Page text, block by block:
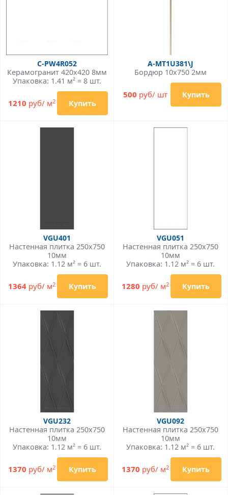
C-PW4R052
Керамогранит 420x420 8мм
Упаковка: 1.41 м² = 8 шт.
1210 руб/ м2 Купить
A-MT1U381\J
Бордюр 10x750 2мм
500 руб/ шт Купить
VGU401
Настенная плитка 250x750
10мм
Упаковка: 1.12 м² = 6 шт.
1364руб/ м2 Купить
VGU051
Настенная плитка 250x750
10мм
Упаковка: 1.12 м² = 6 шт.
1280 руб/ м2 Купить
VGU232
Настенная плитка 250x750
10мм
Упаковка: 1.12 м² = 6 шт.
1370 руб/ м2 Купить
VGU092
Настенная плитка 250x750
10мм
Упаковка: 1.12 м² = 6 шт.
1370 руб/ м2 Купить